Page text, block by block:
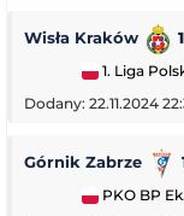
Wisła Kraków
1. Liga
Dodany: 22.11.2024
Górnik Zabrze
PKO BP Ekstraklasa